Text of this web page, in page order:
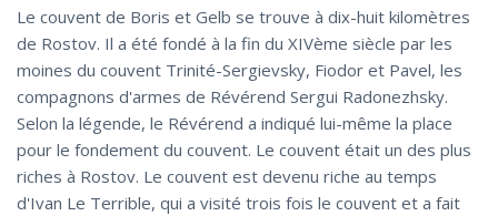
Le couvent de Boris et Gelb se trouve à dix-huit kilomètres
de Rostov. Il a été fondé à la fin du XIVème siècle par les
moines du couvent Trinité-Sergievsky, Fiodor et Pavel, les
compagnons d'armes de Révérend Sergui Radonezhsky.
Selon la légende, le Révérend a indiqué lui-même la place
pour le fondement du couvent. Le couvent était un des plus
riches à Rostov. Le couvent est devenu riche au temps
d'Ivan Le Terrible, qui a visité trois fois le couvent et a fait